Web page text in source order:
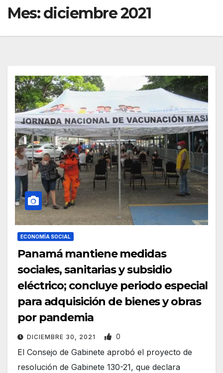
Mes:diciembre 2021
ECONOMÍA SOCIAL
Panamá mantiene medidas
sociales, sanitarias y subsidio
eléctrico; concluye periodo especial
para adquisición de bienes y obras
por pandemia
DICIEMBRE 30, 2021 0
El Consejo de Gabinete aprobó el proyecto de
resolución de Gabinete 130-21, que declara